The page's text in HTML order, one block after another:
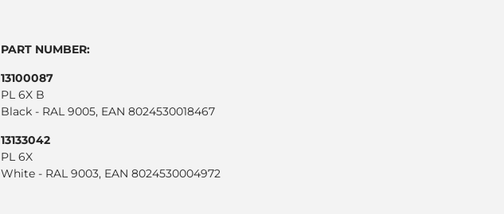
PART NUMBER:
13100087
PL 6X B
Black - RAL 9005, EAN 8024530018467
13133042
PL 6X
White - RAL 9003, EAN 8024530004972